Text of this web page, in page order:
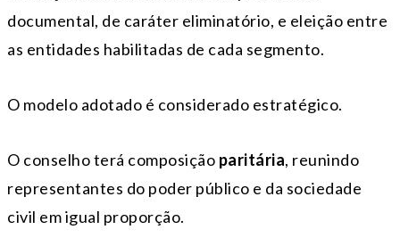
documental, de caráter eliminatório, e eleição entre
as entidades habilitadas de cada segmento.
O modelo adotado é considerado estratégico.
O conselho terá composição paritária, reunindo
representantes do poder público e da sociedade
civil em igual proporção.